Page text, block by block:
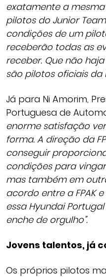
exatamente a
pilotos do Junior
condições de um
receberão todas as
receber. Que não
são pilotos oficiais da
Já para Ni Amorim,
Portuguesa de
enorme satisfação
forma. A direção da
conseguir
condições para
mas também em
acordo entre a FPAK
essa Hyundai
enche de orgulho”.
Jovens talentos, já
Os próprios pilotos